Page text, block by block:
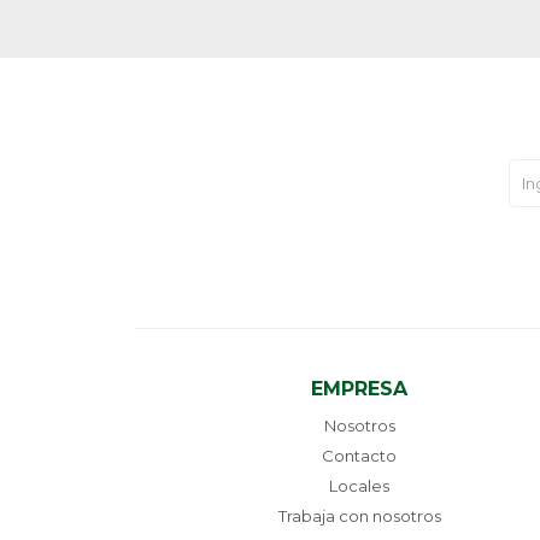
EMPRESA
Nosotros
Contacto
Locales
Trabaja con nosotros